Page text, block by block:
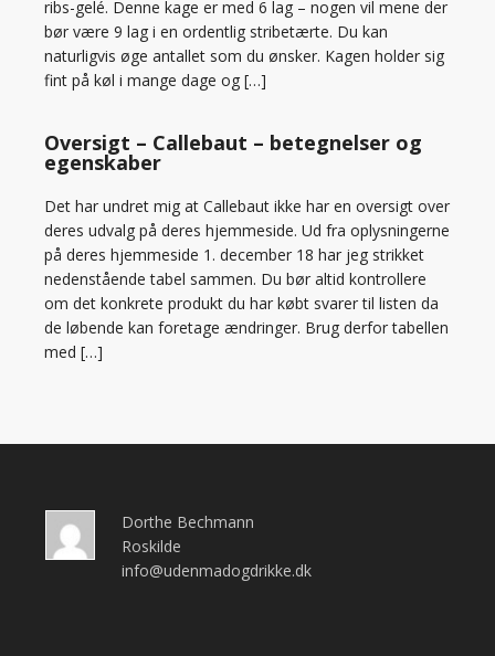
ribs-gelé. Denne kage er med 6 lag – nogen vil mene der
bør være 9 lag i en ordentlig stribetærte. Du kan
naturligvis øge antallet som du ønsker. Kagen holder sig
fint på køl i mange dage og […]
Oversigt – Callebaut – betegnelser og
egenskaber
Det har undret mig at Callebaut ikke har en oversigt over
deres udvalg på deres hjemmeside. Ud fra oplysningerne
på deres hjemmeside 1. december 18 har jeg strikket
nedenstående tabel sammen. Du bør altid kontrollere
om det konkrete produkt du har købt svarer til listen da
de løbende kan foretage ændringer. Brug derfor tabellen
med […]
Dorthe Bechmann
Roskilde
info@udenmadogdrikke.dk